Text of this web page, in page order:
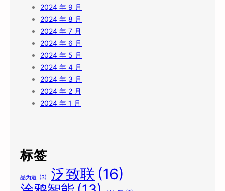
2024 年 9 月
2024 年 8 月
2024 年 7 月
2024 年 6 月
2024 年 5 月
2024 年 4 月
2024 年 3 月
2024 年 2 月
2024 年 1 月
标签
品为道 (3) 泛致联 (16)